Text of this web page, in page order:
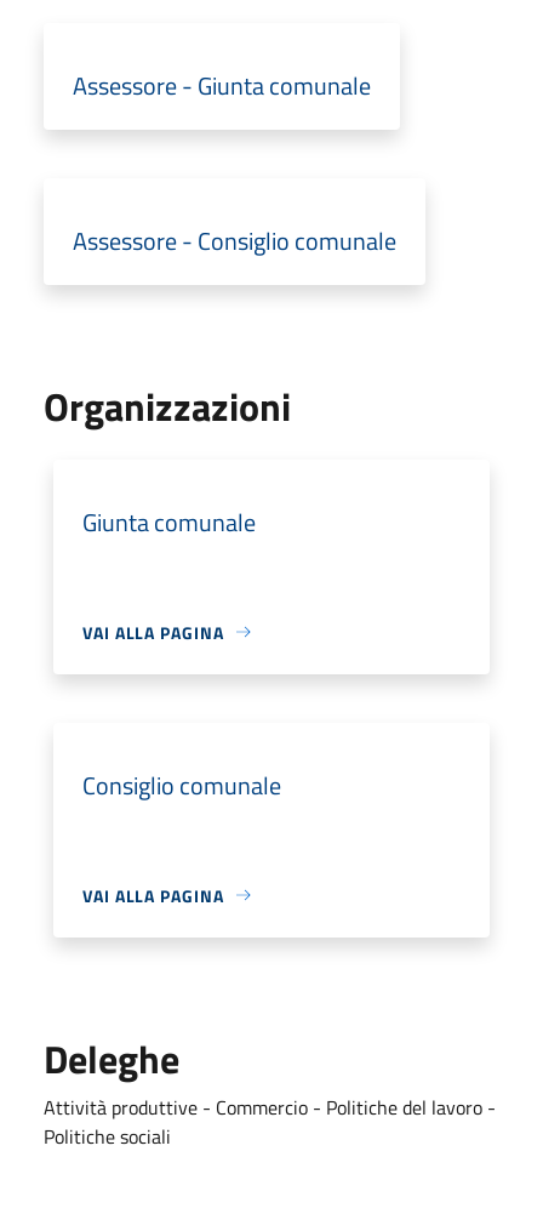
Assessore - Giunta comunale
Assessore - Consiglio comunale
Organizzazioni
Giunta comunale
VAI ALLA PAGINA
Consiglio comunale
VAI ALLA PAGINA
Deleghe
Attività produttive - Commercio - Politiche del lavoro -
Politiche sociali